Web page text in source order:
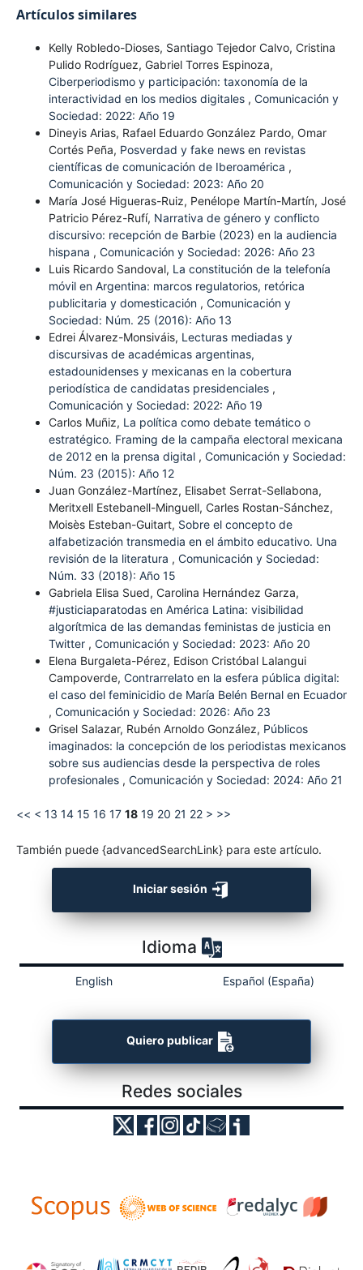
Artículos similares
Kelly Robledo-Dioses, Santiago Tejedor Calvo, Cristina
Pulido Rodríguez, Gabriel Torres Espinoza,
Ciberperiodismo y participación: taxonomía de la
interactividad en los medios digitales , Comunicación y
Sociedad: 2022: Año 19
Dineyis Arias, Rafael Eduardo González Pardo, Omar
Cortés Peña, Posverdad y fake news en revistas
científicas de comunicación de Iberoamérica ,
Comunicación y Sociedad: 2023: Año 20
María José Higueras-Ruiz, Penélope Martín-Martín, José
Patricio Pérez-Rufí, Narrativa de género y conflicto
discursivo: recepción de Barbie (2023) en la audiencia
hispana , Comunicación y Sociedad: 2026: Año 23
Luis Ricardo Sandoval, La constitución de la telefonía
móvil en Argentina: marcos regulatorios, retórica
publicitaria y domesticación , Comunicación y
Sociedad: Núm. 25 (2016): Año 13
Edrei Álvarez-Monsiváis, Lecturas mediadas y
discursivas de académicas argentinas,
estadounidenses y mexicanas en la cobertura
periodística de candidatas presidenciales ,
Comunicación y Sociedad: 2022: Año 19
Carlos Muñiz, La política como debate temático o
estratégico. Framing de la campaña electoral mexicana
de 2012 en la prensa digital , Comunicación y Sociedad:
Núm. 23 (2015): Año 12
Juan González-Martínez, Elisabet Serrat-Sellabona,
Meritxell Estebanell-Minguell, Carles Rostan-Sánchez,
Moisès Esteban-Guitart, Sobre el concepto de
alfabetización transmedia en el ámbito educativo. Una
revisión de la literatura , Comunicación y Sociedad:
Núm. 33 (2018): Año 15
Gabriela Elisa Sued, Carolina Hernández Garza,
#justiciaparatodas en América Latina: visibilidad
algorítmica de las demandas feministas de justicia en
Twitter , Comunicación y Sociedad: 2023: Año 20
Elena Burgaleta-Pérez, Edison Cristóbal Lalangui
Campoverde, Contrarrelato en la esfera pública digital:
el caso del feminicidio de María Belén Bernal en Ecuador
, Comunicación y Sociedad: 2026: Año 23
Grisel Salazar, Rubén Arnoldo González, Públicos
imaginados: la concepción de los periodistas mexicanos
sobre sus audiencias desde la perspectiva de roles
profesionales , Comunicación y Sociedad: 2024: Año 21
<< < 13 14 15 16 17 18 19 20 21 22 > >>
También puede {advancedSearchLink} para este artículo.
Iniciar sesión
Idioma
English Español (España)
Quiero publicar
Redes sociales